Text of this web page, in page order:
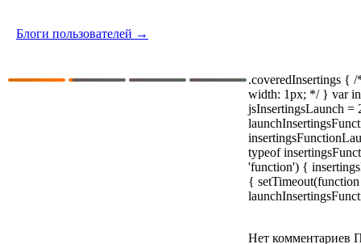
Блоги пользователей →
.coveredInsertings {
width: 1px; */ } var
jsInsertingsLaunch =
typeof
'function') {
{
Нет комментариев